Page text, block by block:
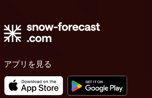
アプリを見る